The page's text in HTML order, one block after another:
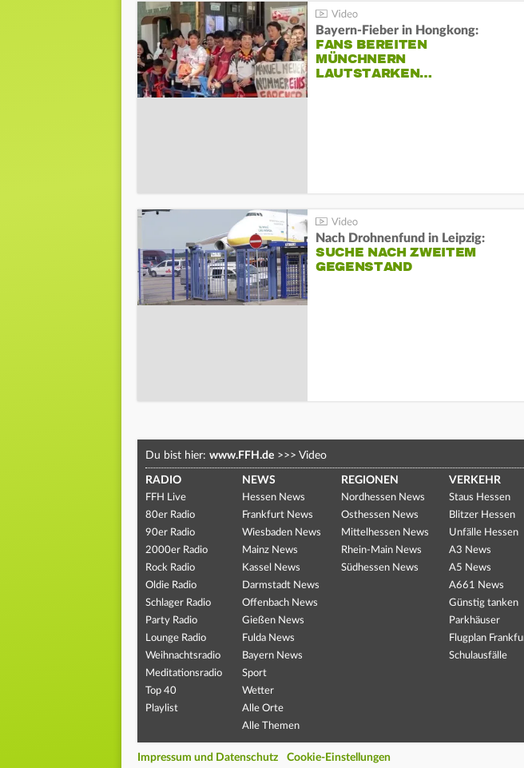
Bayern-Fieber in Hongkong:
FANS BEREITEN
MÜNCHNERN
LAUTSTARKEN…
Nach Drohnenfund in Leipzig:
SUCHE NACH ZWEITEM
GEGENSTAND
Du bist hier: www.FFH.de >>> Video
RADIO
FFH Live
80er Radio
90er Radio
2000er Radio
Rock Radio
Oldie Radio
Schlager Radio
Party Radio
Lounge Radio
Weihnachtsradio
Meditationsradio
Top 40
Playlist
NEWS
Hessen News
Frankfurt News
Wiesbaden News
Mainz News
Kassel News
Darmstadt News
Offenbach News
Gießen News
Fulda News
Bayern News
Sport
Wetter
Alle Orte
Alle Themen
REGIONEN
Nordhessen News
Osthessen News
Mittelhessen News
Rhein-Main News
Südhessen News
VERKEHR
Staus Hessen
Blitzer Hessen
Unfälle Hessen
A3 News
A5 News
A661 News
Günstig tanken
Parkhäuser
Flugplan
Schulausfälle
Impressum und Datenschutz Cookie-Einstellungen